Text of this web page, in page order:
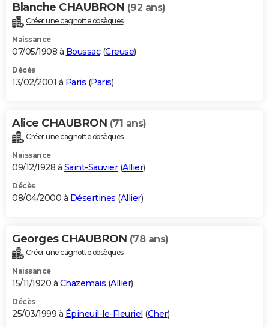
Blanche CHAUBRON (92 ans)
Créer une cagnotte obsèques
Naissance
07/05/1908 à Boussac(Creuse)
Décès
13/02/2001 à Paris (Paris)
Alice CHAUBRON (71 ans)
Créer une cagnotte obsèques
Naissance
09/12/1928 à Saint-Sauvier(Allier)
Décès
08/04/2000 à Désertines (Allier)
Georges CHAUBRON (78 ans)
Créer une cagnotte obsèques
Naissance
15/11/1920 à Chazemais (Allier)
Décès
25/03/1999 à Épineuil-le-Fleuriel (Cher)